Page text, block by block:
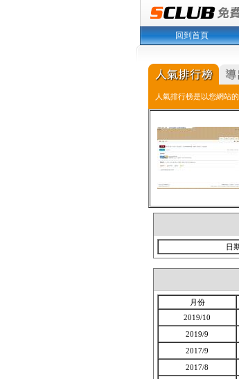
回到首頁
人氣排行榜是以您網站
日
月份
2019/10
2019/9
2017/9
2017/8